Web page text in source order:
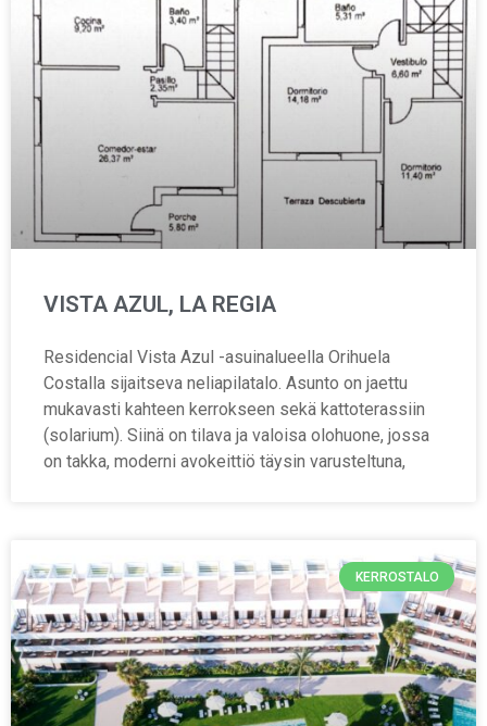
VISTA AZUL, LA REGIA
Residencial Vista Azul -asuinalueella Orihuela
Costalla sijaitseva neliapilatalo. Asunto on jaettu
mukavasti kahteen kerrokseen sekä kattoterassiin
(solarium). Siinä on tilava ja valoisa olohuone, jossa
on takka, moderni avokeittiö täysin varusteltuna,
KERROSTALO